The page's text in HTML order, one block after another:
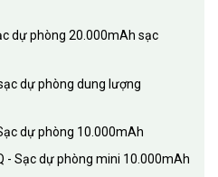
dự phòng 20.000mAh sạc
dự phòng dung lượng
dự phòng 10.000mAh
- Sạc dự phòng mini 10.000mAh